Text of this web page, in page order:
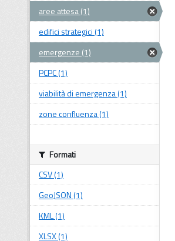
aree attesa (1)
edifici strategici (1)
emergenze (1)
PCPC (1)
viabilità di emergenza (1)
zone confluenza (1)
Formati
CSV (1)
GeoJSON (1)
KML (1)
XLSX (1)